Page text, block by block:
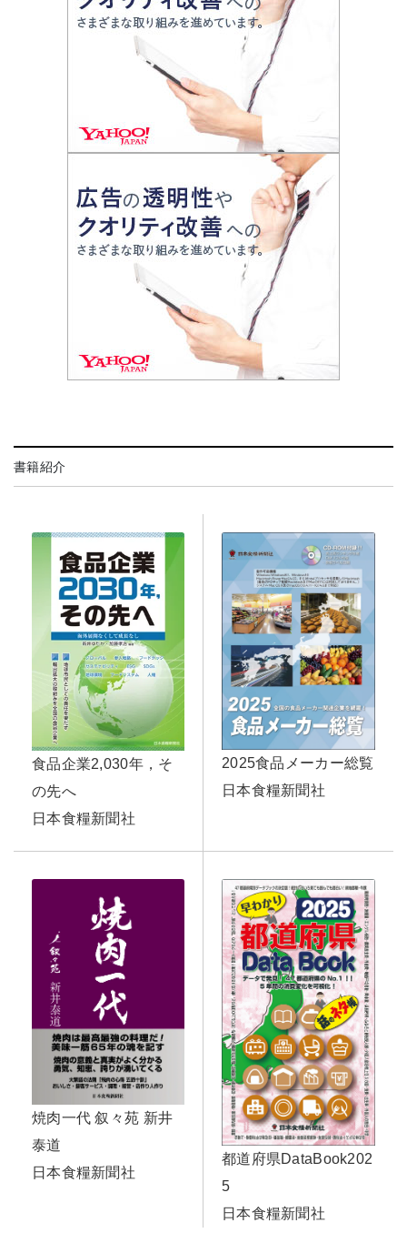
書籍紹介
食品企業2,030年，そ
の先へ
日本食糧新聞社
2025食品メーカー総覧
日本食糧新聞社
焼肉一代 叙々苑 新井
泰道
日本食糧新聞社
都道府県DataBook202
5
日本食糧新聞社